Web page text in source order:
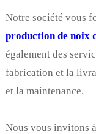
Notre société vous
production de noix
également des
fabrication et la
et la maintenance.
Nous vous invitons